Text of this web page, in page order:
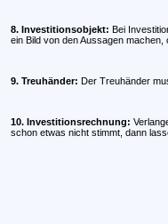
8. Investitionsobjekt: Bei
ein Bild von den Aussagen
9. Treuhänder: Der Treuhänder
10. Investitionsrechnung:
schon etwas nicht stimmt, dann